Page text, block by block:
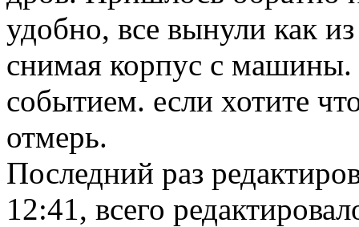
удобно, все вынули как
снимая корпус с
событием. если хотите
отмерь.
Последний раз
12:41, всего